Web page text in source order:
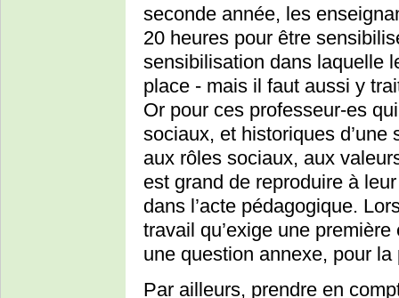
seconde année, les
20 heures pour être
sensibilisation dans laquelle
place - mais il faut aussi y
Or pour ces professeur-es
sociaux, et historiques
aux rôles sociaux, aux
est grand de reproduire à
dans l’acte pédagogique.
travail qu’exige une
une question annexe, pour la
Par ailleurs, prendre en